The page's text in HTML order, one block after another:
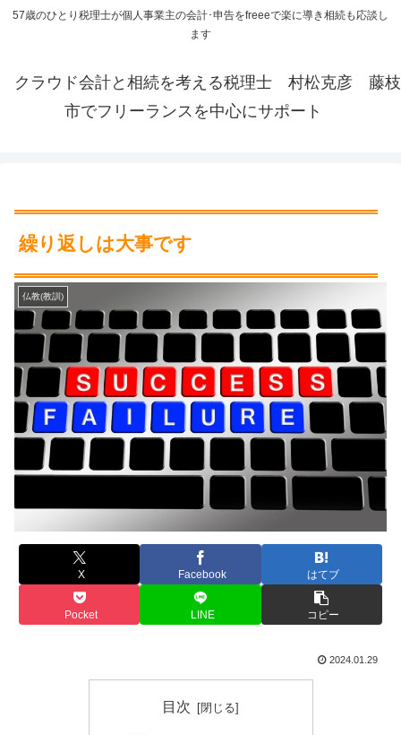
57歳のひとり税理士が個人事業主の会計･申告をfreeeで楽に導き相続も応談し
ます
クラウド会計と相続を考える税理士 村松克彦 藤枝
市でフリーランスを中心にサポート
繰り返しは大事です
仏教(教訓)
X Facebook はてブ
Pocket LINE コピー
2024.01.29
目次